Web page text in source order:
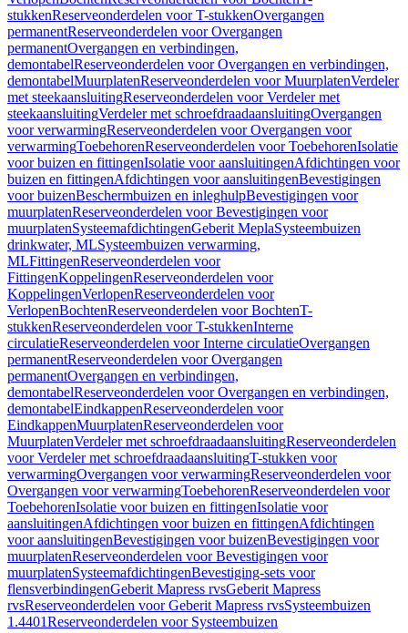
stukkenReserveonderdelen voor T-stukkenOvergangen
permanentReserveonderdelen voor Overgangen
permanentOvergangen en verbindingen,
demontabelReserveonderdelen voor Overgangen en verbindingen,
demontabelMuurplatenReserveonderdelen voor MuurplatenVerdeler
met steekaansluitingReserveonderdelen voor Verdeler met
steekaansluitingVerdeler met schroefdraadaansluitingOvergangen
voor verwarmingReserveonderdelen voor Overgangen voor
verwarmingToebehorenReserveonderdelen voor ToebehorenIsolatie
voor buizen en fittingenIsolatie voor aansluitingenAfdichtingen voor
buizen en fittingenAfdichtingen voor aansluitingenBevestigingen
voor buizenBeschermbuizen en inleghulpBevestigingen voor
muurplatenReserveonderdelen voor Bevestigingen voor
muurplatenSysteemafdichtingenGeberit MeplaSysteembuizen
drinkwater, MLSysteembuizen verwarming,
MLFittingenReserveonderdelen voor
FittingenKoppelingenReserveonderdelen voor
KoppelingenVerlopenReserveonderdelen voor
VerlopenBochtenReserveonderdelen voor BochtenT-
stukkenReserveonderdelen voor T-stukkenInterne
circulatieReserveonderdelen voor Interne circulatieOvergangen
permanentReserveonderdelen voor Overgangen
permanentOvergangen en verbindingen,
demontabelReserveonderdelen voor Overgangen en verbindingen,
demontabelEindkappenReserveonderdelen voor
EindkappenMuurplatenReserveonderdelen voor
MuurplatenVerdeler met schroefdraadaansluitingReserveonderdelen
voor Verdeler met schroefdraadaansluitingT-stukken voor
verwarmingOvergangen voor verwarmingReserveonderdelen voor
Overgangen voor verwarmingToebehorenReserveonderdelen voor
ToebehorenIsolatie voor buizen en fittingenIsolatie voor
aansluitingenAfdichtingen voor buizen en fittingenAfdichtingen
voor aansluitingenBevestigingen voor buizenBevestigingen voor
muurplatenReserveonderdelen voor Bevestigingen voor
muurplatenSysteemafdichtingenBevestiging-sets voor
flensverbindingenGeberit Mapress rvsGeberit Mapress
rvsReserveonderdelen voor Geberit Mapress rvsSysteembuizen
1.4401Reserveonderdelen voor Systeembuizen